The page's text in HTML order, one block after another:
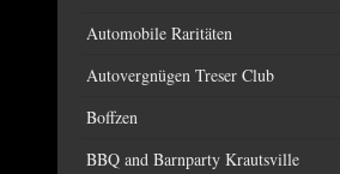
Automobile Raritäten
Autovergnügen Treser Club
Boffzen
BBQ and Barnparty Krautsville